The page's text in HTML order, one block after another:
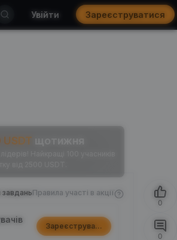
Увійти Зареєструватися
USDT
Правила участі в акції
Зареєструватися
0
0